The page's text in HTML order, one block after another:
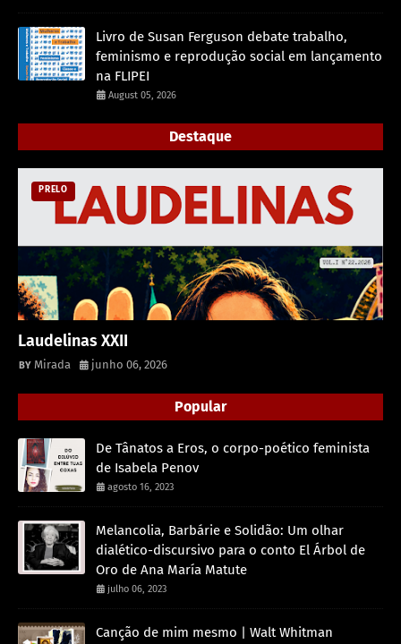
Livro de Susan Ferguson debate trabalho,
feminismo e reprodução social em lançamento
na FLIPEI
August 05, 2026
Destaque
PRELO
Laudelinas XXII
Mirada junho 06, 2026
Popular
De Tânatos a Eros, o corpo-poético feminista
de Isabela Penov
agosto 16, 2023
Melancolia, Barbárie e Solidão: Um olhar
dialético-discursivo para o conto El Árbol de
Oro de Ana María Matute
julho 06, 2023
Canção de mim mesmo | Walt Whitman